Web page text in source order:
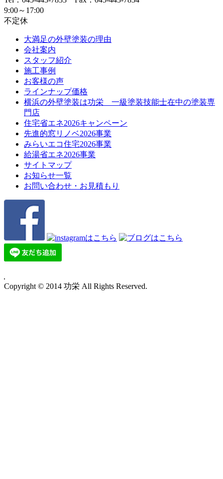
9:00～17:00
不定休
大満足の外壁塗装の理由
会社案内
スタッフ紹介
施工事例
お客様の声
ラインナップ価格
横浜の外壁塗装は功栄 一級塗装技能士在中の塗装専
門店
住宅省エネ2026キャンペーン
先進的窓リノベ2026事業
みらいエコ住宅2026事業
給湯省エネ2026事業
サイトマップ
お知らせ一覧
お問い合わせ・お見積もり
Copyright © 2014 功栄 All Rights Reserved.